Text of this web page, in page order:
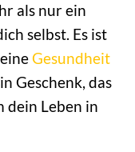
als nur ein
selbst. Es ist
Gesundheit
Geschenk, das
dein Leben in